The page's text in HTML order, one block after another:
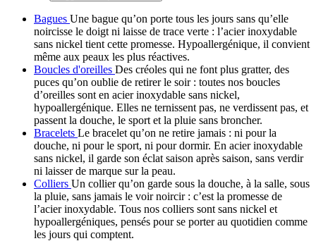
Bagues Une bague qu’on porte tous les jours sans qu’elle
noircisse le doigt ni laisse de trace verte : l’acier inoxydable
sans nickel tient cette promesse. Hypoallergénique, il convient
même aux peaux les plus réactives.
Boucles d'oreilles Des créoles qui ne font plus gratter, des
puces qu’on oublie de retirer le soir : toutes nos boucles
d’oreilles sont en acier inoxydable sans nickel,
hypoallergénique. Elles ne ternissent pas, ne verdissent pas, et
passent la douche, le sport et la pluie sans broncher.
Bracelets Le bracelet qu’on ne retire jamais : ni pour la
douche, ni pour le sport, ni pour dormir. En acier inoxydable
sans nickel, il garde son éclat saison après saison, sans verdir
ni laisser de marque sur la peau.
Colliers Un collier qu’on garde sous la douche, à la salle, sous
la pluie, sans jamais le voir noircir : c’est la promesse de
l’acier inoxydable. Tous nos colliers sont sans nickel et
hypoallergéniques, pensés pour se porter au quotidien comme
les jours qui comptent.